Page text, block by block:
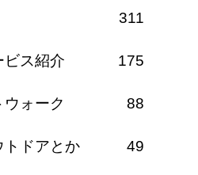
311
ビス紹介 175
ォーク 88
トドアとか 49